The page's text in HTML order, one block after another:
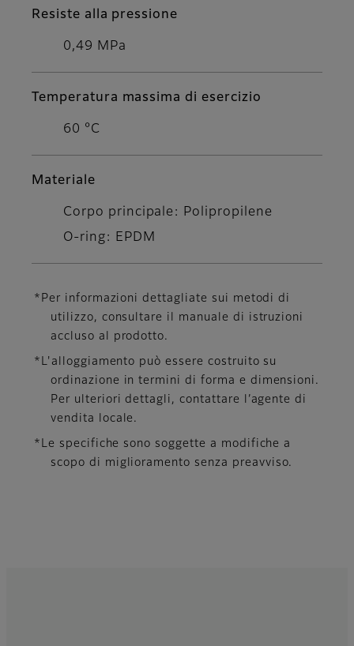
Resiste alla pressione
0,49 MPa
Temperatura massima di esercizio
60 °C
Materiale
Corpo principale: Polipropilene
O-ring: EPDM
*Per informazioni dettagliate sui metodi di
utilizzo, consultare il manuale di istruzioni
accluso al prodotto.
*L'alloggiamento può essere costruito su
ordinazione in termini di forma e dimensioni.
Per ulteriori dettagli, contattare l’agente di
vendita locale.
*Le specifiche sono soggette a modifiche a
scopo di miglioramento senza preavviso.